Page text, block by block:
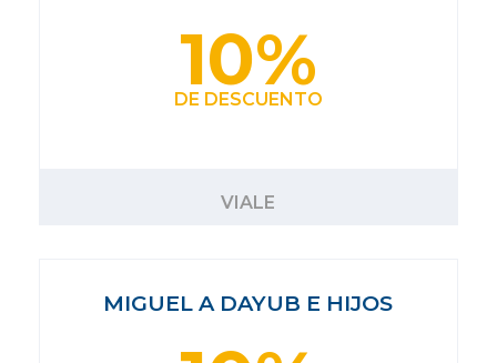
10%
DE DESCUENTO
VIALE
MIGUEL A DAYUB E HIJOS